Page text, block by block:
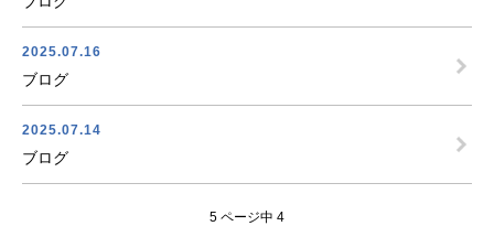
2025.07.16
ブログ
2025.07.14
ブログ
5 ページ中 4